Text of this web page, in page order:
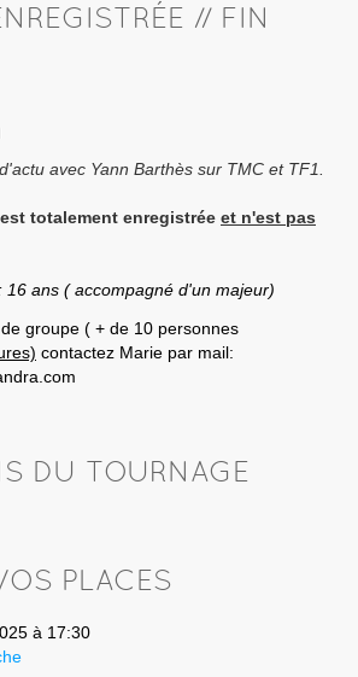
// FIN
avec Yann Barthès sur TMC et TF1.
totalement enregistrée et n'est pas
16 ans ( accompagné d'un majeur)
groupe ( + de 10 personnes
contactez Marie par mail:
DU TOURNAGE
PLACES
à 17:30